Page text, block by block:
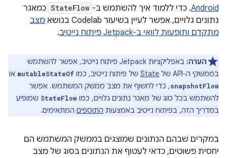
Android. כדי ללמוד איך להשתמש ב- StateFlow כמאגר
נתונים גלויים, אפשר לעיין בשיעור Codelab בנושא
מצב
מתקדם ותופעות לוואי ב-Jetpack פיתוח נייטיב
.
הערה:
באפליקציות Jetpack פיתוח נייטיב, אפשר להשתמש
בממשקי ה-API של
State של פיתוח נייטיב, כמו mutableStateOf או
snapshotFlow, כדי לחשוף את מצב ממשק המשתמש. אפשר
להשתמש בכל סוג של מאגר נתונים גלויים, כמו StateFlow שמופיע
במדריך הזה, בפיתוח נייטיב באמצעות התוספים המתאימים.
במקרים שבהם הנתונים שמוצגים בממשק המשתמש הם
יחסית פשוטים, כדאי לעטוף את הנתונים בסוג של מצב